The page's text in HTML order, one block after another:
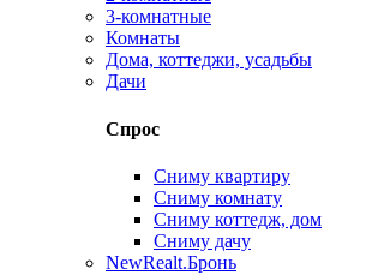
3-комнатные
Комнаты
Дома, коттеджи, усадьбы
Дачи
Спрос
Сниму квартиру
Сниму комнату
Сниму коттедж, дом
Сниму дачу
NewRealt.Бронь